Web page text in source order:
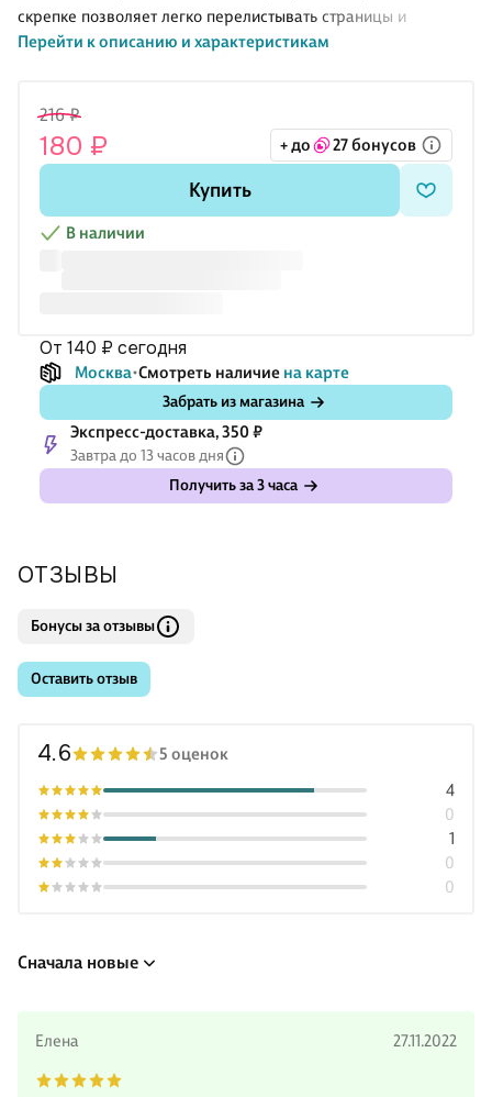
скрепке позволяет легко перелистывать страницы и
аккуратно вести работу от первого листа до последнего.
карандаша, фломастеров и лёгких набросков.
Перейти к описанию и характеристикам
216 ₽
180 ₽ + до 27 бонусов
Купить
В наличии
от 140 ₽ сегодня
Москва Смотреть наличие на карте
Забрать из магазина
Экспресс-доставка, 350 ₽
Завтра до 13 часов дня
Получить за 3 часа
ОТЗЫВЫ
Бонусы за отзывы
Оставить отзыв
4.6 5 оценок
0
0
1
0
4
Сначала новые
Елена 27.11.2022